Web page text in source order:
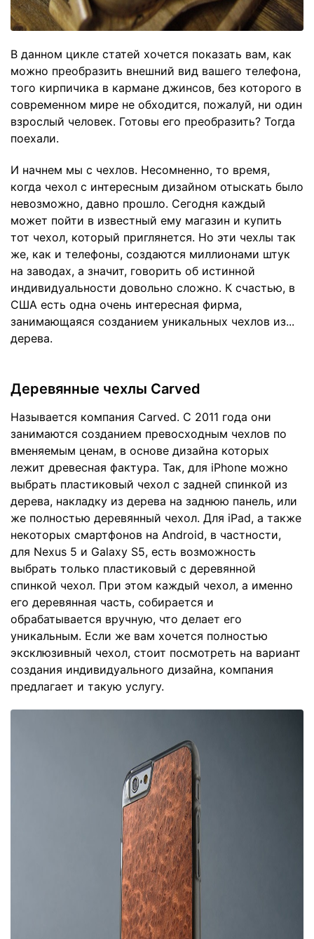
В данном цикле статей хочется показать вам, как
можно преобразить внешний вид вашего телефона,
того кирпичика в кармане джинсов, без которого в
современном мире не обходится, пожалуй, ни один
взрослый человек. Готовы его преобразить? Тогда
поехали.
И начнем мы с чехлов. Несомненно, то время,
когда чехол с интересным дизайном отыскать было
невозможно, давно прошло. Сегодня каждый
может пойти в известный ему магазин и купить
тот чехол, который приглянется. Но эти чехлы так
же, как и телефоны, создаются миллионами штук
на заводах, а значит, говорить об истинной
индивидуальности довольно сложно. К счастью, в
США есть одна очень интересная фирма,
занимающаяся созданием уникальных чехлов из...
дерева.
Деревянные чехлы Carved
Называется компания Carved. C 2011 года они
занимаются созданием превосходным чехлов по
вменяемым ценам, в основе дизайна которых
лежит древесная фактура. Так, для iPhone можно
выбрать пластиковый чехол с задней спинкой из
дерева, накладку из дерева на заднюю панель, или
же полностью деревянный чехол. Для iPad, a также
некоторых смартфонов на Android, в частности,
для Nexus 5 и Galaxy S5, есть возможность
выбрать только пластиковый с деревянной
спинкой чехол. При этом каждый чехол, а именно
его деревянная часть, собирается и
обрабатывается вручную, что делает его
уникальным. Если же вам хочется полностью
эксклюзивный чехол, стоит посмотреть на вариант
создания индивидуального дизайна, компания
предлагает и такую услугу.